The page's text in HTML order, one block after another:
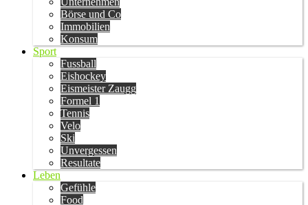
Börse und Co
Immobilien
Konsum
Sport
Fussball
Eishockey
Eismeister Zaugg
Formel 1
Tennis
Velo
Ski
Unvergessen
Resultate
Leben
Gefühle
Food